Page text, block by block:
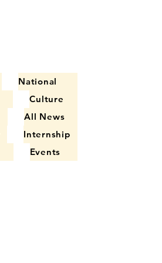
National
Culture
All News
Internship
Events